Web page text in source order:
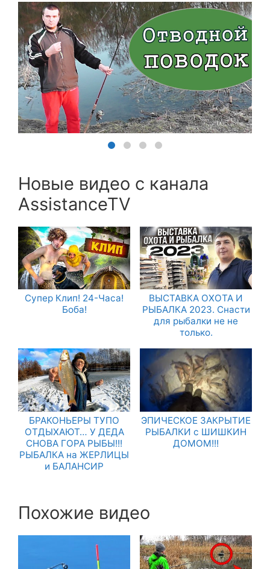
Новые видео с канала
AssistanceTV
Супер Клип! 24-Часа!
Боба!
ВЫСТАВКА ОХОТА И
РЫБАЛКА 2023. Снасти
для рыбалки не не
только.
БРАКОНЬЕРЫ ТУПО
ОТДЫХАЮТ… У ДЕДА
СНОВА ГОРА РЫБЫ!!!
РЫБАЛКА на ЖЕРЛИЦЫ
и БАЛАНСИР
ЭПИЧЕСКОЕ ЗАКРЫТИЕ
РЫБАЛКИ с ШИШКИН
ДОМОМ!!!
Похожие видео